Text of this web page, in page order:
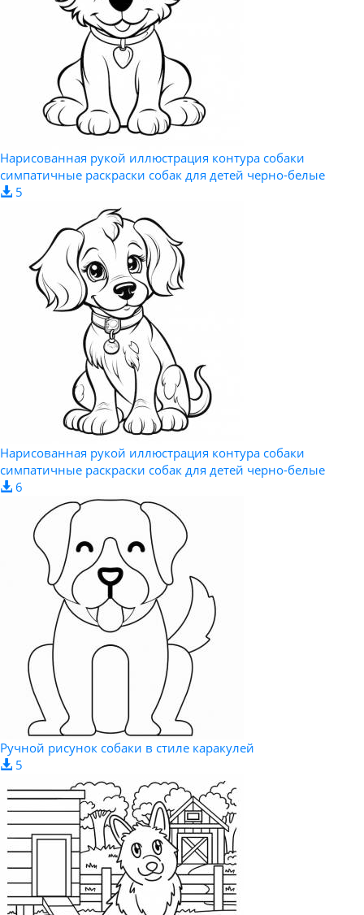
Нарисованная рукой иллюстрация контура собаки
симпатичные раскраски собак для детей черно-белые
5
Нарисованная рукой иллюстрация контура собаки
симпатичные раскраски собак для детей черно-белые
6
Ручной рисунок собаки в стиле каракулей
5